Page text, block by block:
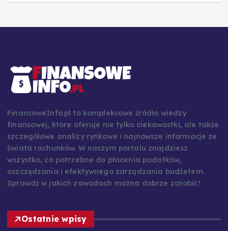
FinansoweInfo.pl to kompleksowe źródło wiedzy
finansowej, które oferuje nie tylko ciekawostki, ale także
szczegółowe analizy rynkowe i najnowsze informacje ze
świata rachunków. W naszym portalu znajdziesz
wszystko, co potrzebne do płacenia podatków,
oszczędzania i efektywnego zarządzania budżetem.
Sprawdź w jakich zawodach można dobrze zarobić!
Ostatnie wpisy